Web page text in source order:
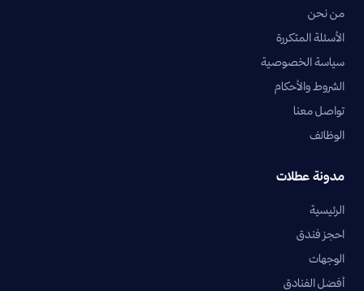
من نحن
الأسئلة المتكررة
سياسة الخصوصية
الشروط والأحكام
تواصل معنا
الوظائف
مدونة عطلات
الرئيسية
احجز فندق
الوجهات
أفضل الفنادق